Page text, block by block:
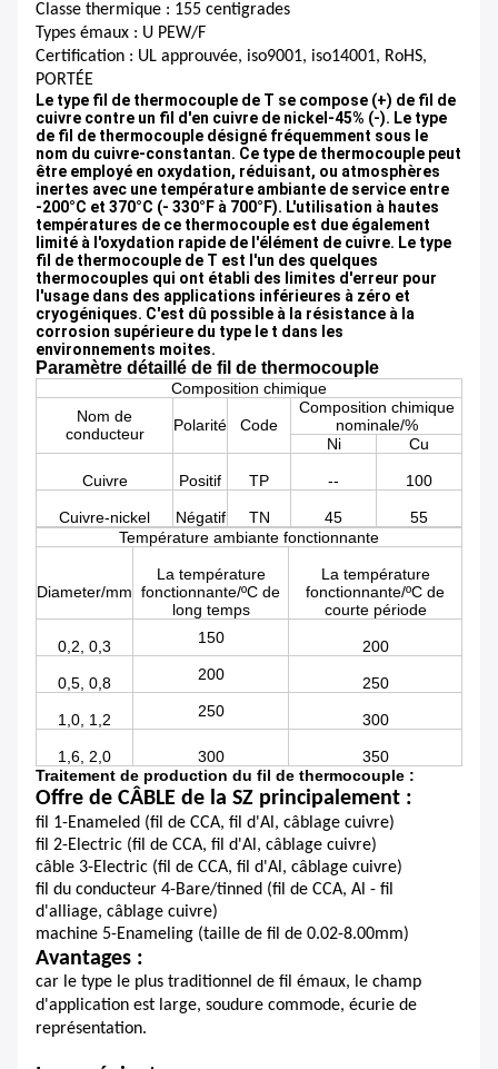
Classe thermique : 155 centigrades
Types émaux : U PEW/F
Certification : UL approuvée, iso9001, iso14001, RoHS,
PORTÉE
Le type fil de thermocouple de T se compose (+) de fil de
cuivre contre un fil d'en cuivre de nickel-45% (-). Le type
de fil de thermocouple désigné fréquemment sous le
nom du cuivre-constantan. Ce type de thermocouple peut
être employé en oxydation, réduisant, ou atmosphères
inertes avec une température ambiante de service entre
-200°C et 370°C (- 330°F à 700°F). L'utilisation à hautes
températures de ce thermocouple est due également
limité à l'oxydation rapide de l'élément de cuivre. Le type
fil de thermocouple de T est l'un des quelques
thermocouples qui ont établi des limites d'erreur pour
l'usage dans des applications inférieures à zéro et
cryogéniques. C'est dû possible à la résistance à la
corrosion supérieure du type le t dans les
environnements moites.
Paramètre détaillé de fil de thermocouple
Composition chimique
Nom de
conducteur
Polarité Code
Composition chimique
nominale/%
Ni
Cu
Cuivre Positif TP -- 100
Cuivre-nickel Négatif TN 45
55
Température ambiante fonctionnante
Diameter/mm
La température
fonctionnante/ºC de
long temps
La température
fonctionnante/ºC de
courte période
0,2, 0,3 150 200
0,5, 0,8 200 250
1,0, 1,2 250 300
1,6, 2,0 300
350
Traitement de production du fil de thermocouple :
Offre de CÂBLE de la SZ principalement :
fil 1-Enameled (fil de CCA, fil d'Al, câblage cuivre)
fil 2-Electric (fil de CCA, fil d'Al, câblage cuivre)
câble 3-Electric (fil de CCA, fil d'Al, câblage cuivre)
fil du conducteur 4-Bare/tinned (fil de CCA, Al - fil
d'alliage, câblage cuivre)
machine 5-Enameling (taille de fil de 0.02-8.00mm)
Avantages :
car le type le plus traditionnel de fil émaux, le champ
d'application est large, soudure commode, écurie de
représentation.